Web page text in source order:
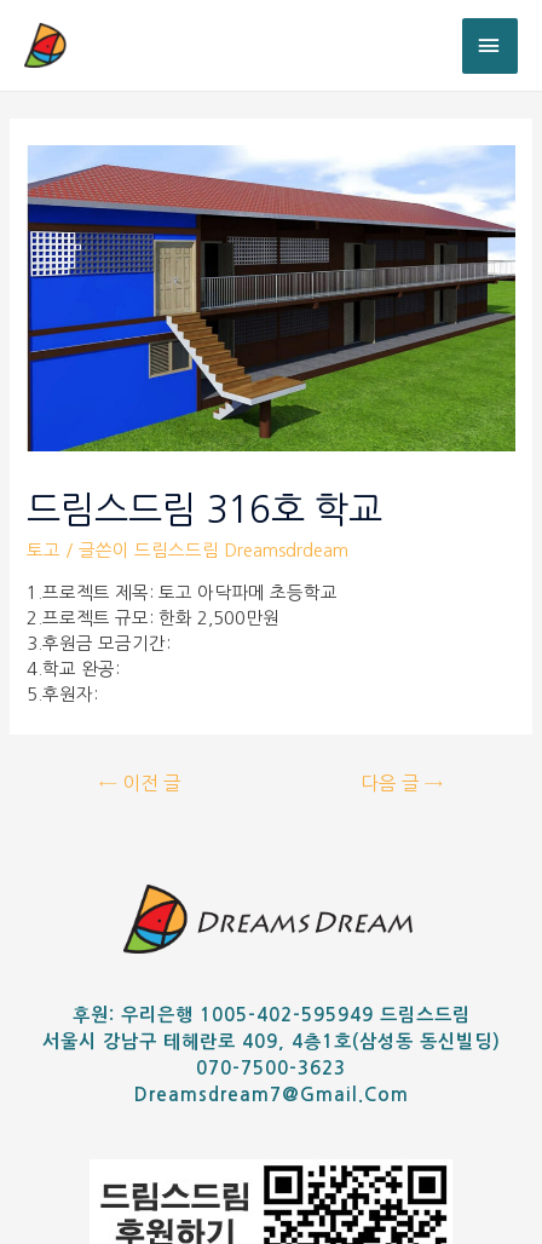
드림스드림 316호 학교
토고 / 글쓴이 드림스드림 Dreamsdrdeam
1.프로젝트 제목: 토고 아닥파메 초등학교
2.프로젝트 규모: 한화 2,500만원
3.후원금 모금기간:
4.학교 완공:
5.후원자:
←이전 글 다음 글→
후원: 우리은행 1005-402-595949 드림스드림
서울시 강남구 테헤란로 409, 4층1호(삼성동 동신빌딩)
070-7500-3623
Dreamsdream7@gmail.com